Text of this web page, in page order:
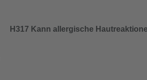
H317 Kann allergische